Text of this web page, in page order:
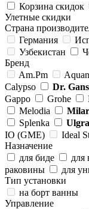
Корзина скидок
Улетные скидки
Страна
Германия
Узбекистан
Бренд
Am.Pm
Calypso
Dr. Gans
Gappo
Grohe
Melodia
Splenka
IO (GME)
Ideal
Назначение
для биде
для
раковины
для
Тип установки
на борт ванны
Управление